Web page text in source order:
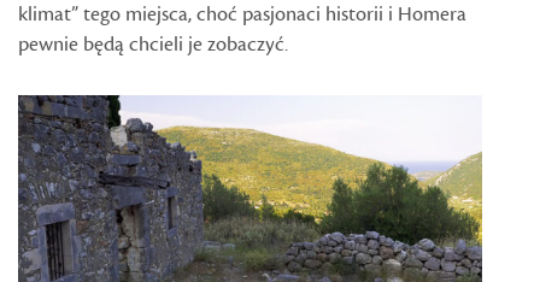
klimat” tego miejsca, choć pasjonaci historii i Homera
pewnie będą chcieli je zobaczyć.